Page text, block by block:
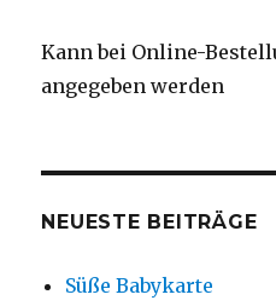
Kann bei Online-
angegeben werden
NEUESTE BEITRÄGE
Süße Babykarte